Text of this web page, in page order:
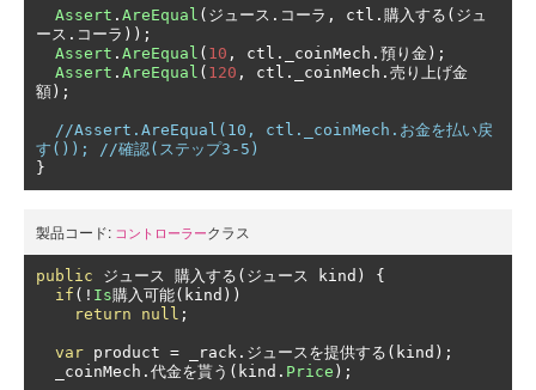
Assert . AreEqual (ジュース.コーラ, ctl .購入する(ジュ
ース.コーラ));
Assert . AreEqual ( 10 , ctl . _coinMech .預り金);
Assert . AreEqual ( 120 , ctl . _coinMech .売り上げ金
額);
//Assert.AreEqual(10, ctl._coinMech.お金を払い戻
す()); //確認(ステップ3-5)
}
製品コード: コントローラークラス
public ジュース 購入する(ジュース kind )
{
if (! Is購入可能( kind ))
return
null ;
var product = _rack .ジュースを提供する( kind );
  _coinMech
.代金を貰う( kind . Price );